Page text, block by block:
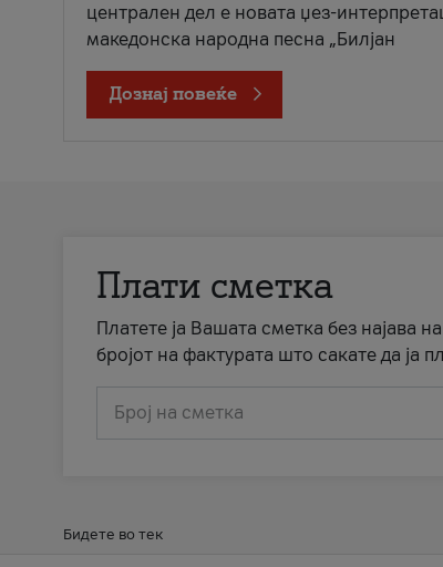
централен дел е новата џез-
македонска народна песна „Билјан
Дознај повеќе
Плати сметка
Платете ја Вашата сметка без најава
бројот на фактурата што сакате да ја
Број на сметка
Бидете во тек